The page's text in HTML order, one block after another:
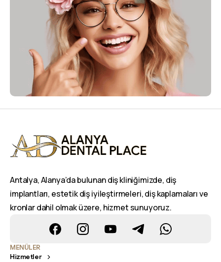
Antalya, Alanya’da bulunan diş kliniğimizde, diş
implantları, estetik diş iyileştirmeleri, diş kaplamaları ve
kronlar dahil olmak üzere, hizmet sunuyoruz.
MENÜLER
Hizmetler